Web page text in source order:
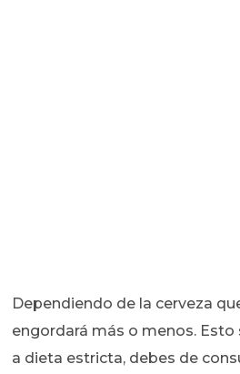
Dependiendo de la cerveza
engordará más o menos. Esto
a dieta estricta, debes de